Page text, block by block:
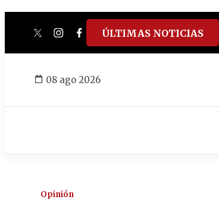
twitterinstagram
facebook
tiktokyoutube
spotify
ÚLTIMAS NOTICIAS
08 ago 2026
Opinión